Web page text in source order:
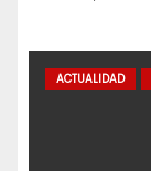
ACTUALIDAD